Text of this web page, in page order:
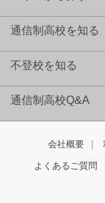
通信制高校を知る
不登校を知る
通信制高校Q&A
会社概要
よくあるご質問